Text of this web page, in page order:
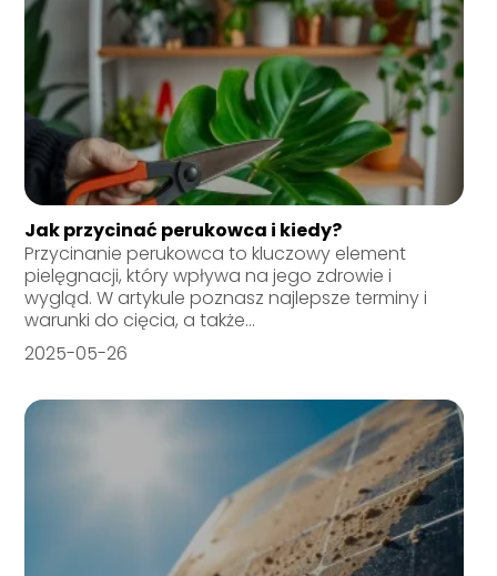
Jak przycinać perukowca i kiedy?
Przycinanie perukowca to kluczowy element
pielęgnacji, który wpływa na jego zdrowie i
wygląd. W artykule poznasz najlepsze terminy i
warunki do cięcia, a także...
2025-05-26